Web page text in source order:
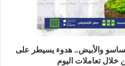
والأبيض.. هدوء يسيطر على
خلال تعاملات اليوم